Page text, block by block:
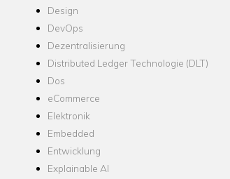
Design
DevOps
Dezentralisierung
Distributed Ledger Technologie (DLT)
Dos
eCommerce
Elektronik
Embedded
Entwicklung
Explainable AI